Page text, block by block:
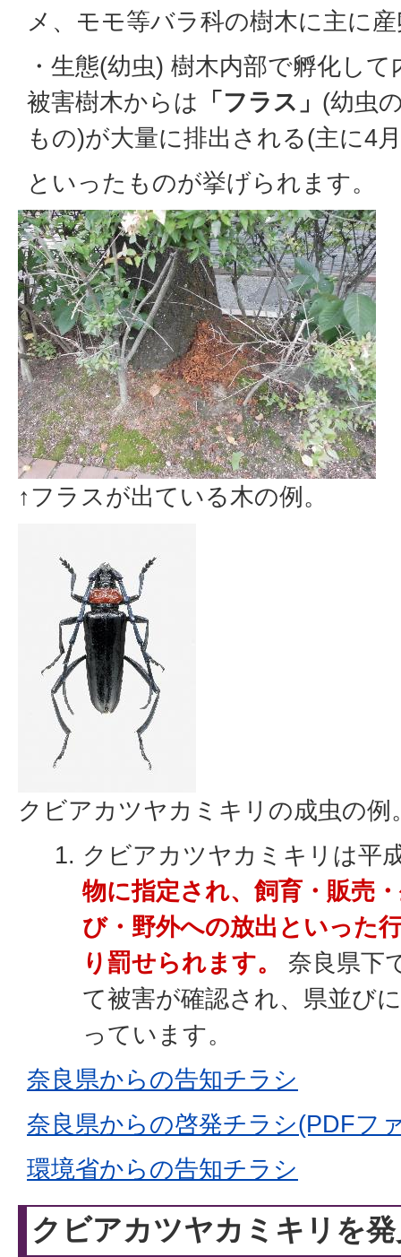
メ、モモ等バラ科の樹木に主に
・生態(幼虫) 樹木内部で孵化し
被害樹木からは 「フラス」 (幼虫
もの)が大量に排出される(主に4
といったものが挙げられます。
↑フラスが出ている木の例。
クビアカツヤカミキリの成虫の例
クビアカツヤカミキリは平
物に指定され、飼育・販売
び・野外への放出といった
り罰せられます。 奈良県下
て被害が確認され、県並び
っています。
奈良県からの告知チラシ
奈良県からの啓発チラシ(PDFフ
環境省からの告知チラシ
クビアカツヤカミキリを